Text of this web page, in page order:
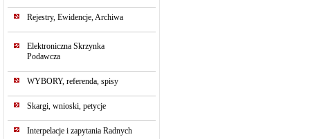
Rejestry, Ewidencje, Archiwa
Elektroniczna Skrzynka
Podawcza
WYBORY, referenda, spisy
Skargi, wnioski, petycje
Interpelacje i zapytania Radnych